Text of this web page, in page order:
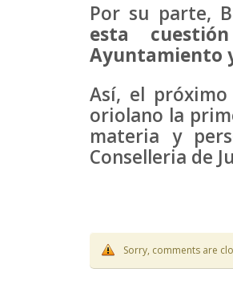
Por su parte,
esta
Ayuntamiento
Así, el
oriolano la
materia y
Conselleria de
Sorry, comments are